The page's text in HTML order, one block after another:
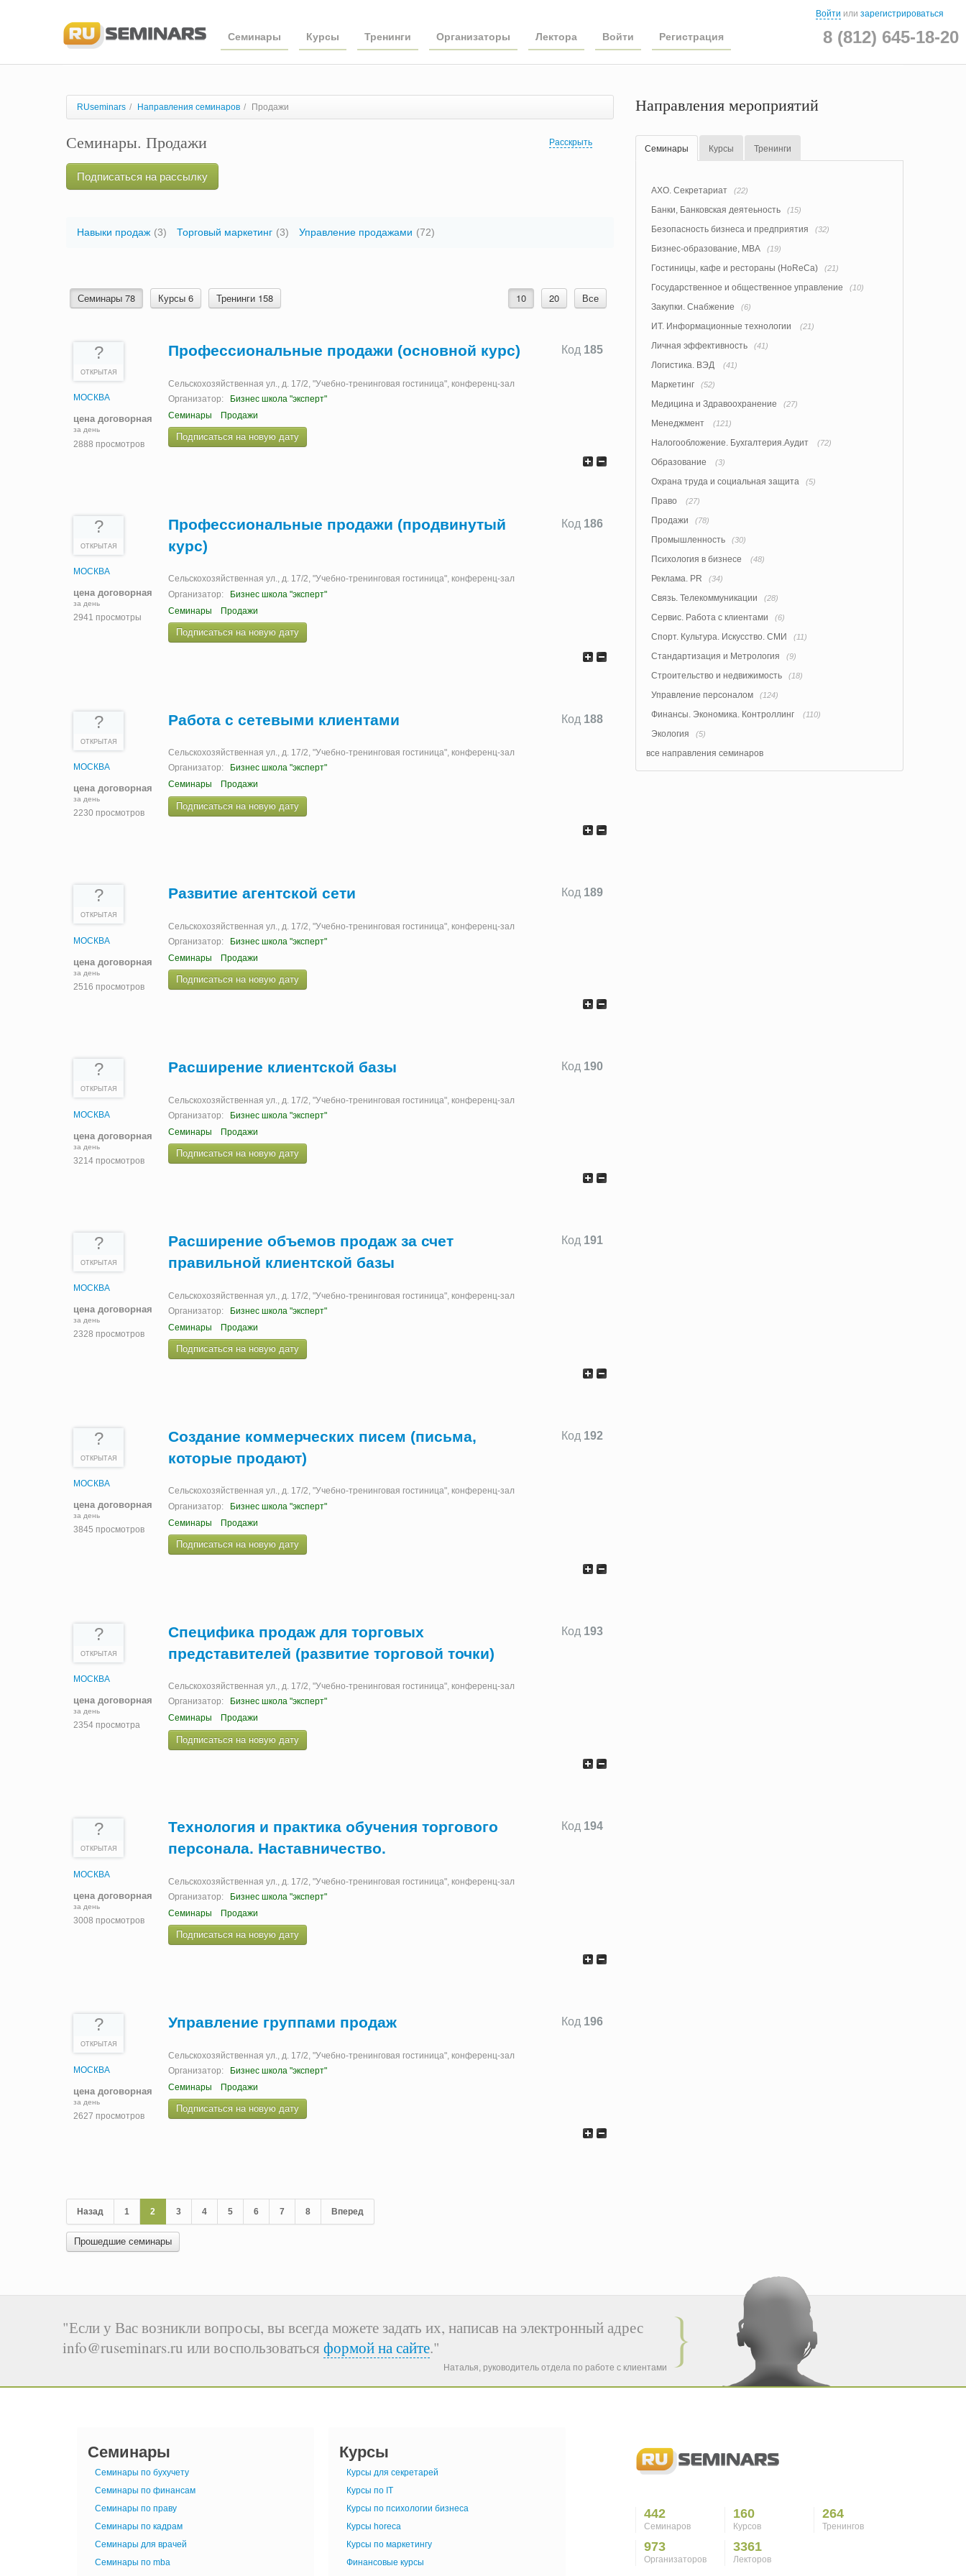
Семинары Курсы Тренинги Организаторы Лектора Войти Регистрация
Войти или зарегистрироваться
8 (812) 645-18-20
RUseminars / Направления семинаров / Продажи
Семинары. Продажи
Подписаться на рассылку
Расскрыть
Навыки продаж (3) Торговый маркетинг (3) Управление продажами (72)
Семинары 78 Курсы 6 Тренинги 158 10 20 Все
?
ОТКРЫТАЯ
МОСКВА
цена договорная
за день
2888 просмотров
Код 185
Профессиональные продажи (основной курс)
Сельскохозяйственная ул., д. 17/2, "Учебно-тренинговая гостиница", конференц-зал
Организатор:
Бизнес школа "эксперт"
Семинары
Продажи
Подписаться на новую дату
?
ОТКРЫТАЯ
МОСКВА
цена договорная
за день
2941 просмотры
Код 186
Профессиональные продажи (продвинутый
курс)
Сельскохозяйственная ул., д. 17/2, "Учебно-тренинговая гостиница", конференц-зал
Организатор:
Бизнес школа "эксперт"
Семинары
Продажи
Подписаться на новую дату
?
ОТКРЫТАЯ
МОСКВА
цена договорная
за день
2230 просмотров
Код 188
Работа с сетевыми клиентами
Сельскохозяйственная ул., д. 17/2, "Учебно-тренинговая гостиница", конференц-зал
Организатор:
Бизнес школа "эксперт"
Семинары
Продажи
Подписаться на новую дату
?
ОТКРЫТАЯ
МОСКВА
цена договорная
за день
2516 просмотров
Код 189
Развитие агентской сети
Сельскохозяйственная ул., д. 17/2, "Учебно-тренинговая гостиница", конференц-зал
Организатор:
Бизнес школа "эксперт"
Семинары
Продажи
Подписаться на новую дату
?
ОТКРЫТАЯ
МОСКВА
цена договорная
за день
3214 просмотров
Код 190
Расширение клиентской базы
Сельскохозяйственная ул., д. 17/2, "Учебно-тренинговая гостиница", конференц-зал
Организатор:
Бизнес школа "эксперт"
Семинары
Продажи
Подписаться на новую дату
?
ОТКРЫТАЯ
МОСКВА
цена договорная
за день
2328 просмотров
Код 191
Расширение объемов продаж за счет
правильной клиентской базы
Сельскохозяйственная ул., д. 17/2, "Учебно-тренинговая гостиница", конференц-зал
Организатор:
Бизнес школа "эксперт"
Семинары
Продажи
Подписаться на новую дату
?
ОТКРЫТАЯ
МОСКВА
цена договорная
за день
3845 просмотров
Код 192
Создание коммерческих писем (письма,
которые продают)
Сельскохозяйственная ул., д. 17/2, "Учебно-тренинговая гостиница", конференц-зал
Организатор:
Бизнес школа "эксперт"
Семинары
Продажи
Подписаться на новую дату
?
ОТКРЫТАЯ
МОСКВА
цена договорная
за день
2354 просмотра
Код 193
Специфика продаж для торговых
представителей (развитие торговой точки)
Сельскохозяйственная ул., д. 17/2, "Учебно-тренинговая гостиница", конференц-зал
Организатор:
Бизнес школа "эксперт"
Семинары
Продажи
Подписаться на новую дату
?
ОТКРЫТАЯ
МОСКВА
цена договорная
за день
3008 просмотров
Код 194
Технология и практика обучения торгового
персонала. Наставничество.
Сельскохозяйственная ул., д. 17/2, "Учебно-тренинговая гостиница", конференц-зал
Организатор:
Бизнес школа "эксперт"
Семинары
Продажи
Подписаться на новую дату
?
ОТКРЫТАЯ
МОСКВА
цена договорная
за день
2627 просмотров
Код 196
Управление группами продаж
Сельскохозяйственная ул., д. 17/2, "Учебно-тренинговая гостиница", конференц-зал
Организатор:
Бизнес школа "эксперт"
Семинары
Продажи
Подписаться на новую дату
Назад 1 2 3 4 5 6 7 8 Вперед
Прошедшие семинары
Направления мероприятий
Семинары Курсы Тренинги
АХО. Секретариат (22)
Банки, Банковская деятеьность (15)
Безопасность бизнеса и предприятия (32)
Бизнес-образование, MBA (19)
Гостиницы, кафе и рестораны (HoReCa) (21)
Государственное и общественное управление (10)
Закупки. Снабжение (6)
ИТ. Информационные технологии (21)
Личная эффективность (41)
Логистика. ВЭД (41)
Маркетинг (52)
Медицина и Здравоохранение (27)
Менеджмент (121)
Налогообложение. Бухгалтерия.Аудит (72)
Образование (3)
Охрана труда и социальная защита (5)
Право (27)
Продажи (78)
Промышленность (30)
Психология в бизнесе (48)
Реклама. PR (34)
Связь. Телекоммуникации (28)
Сервис. Работа с клиентами (6)
Спорт. Культура. Искусство. СМИ (11)
Стандартизация и Метрология (9)
Строительство и недвижимость (18)
Управление персоналом (124)
Финансы. Экономика. Контроллинг (110)
Экология (5)
все направления семинаров
"Если у Вас возникли вопросы, вы всегда можете задать их, написав на электронный адрес
info@ruseminars.ru или воспользоваться формой на сайте."
Наталья, руководитель отдела по работе с клиентами
Семинары
Семинары по бухучету
Семинары по финансам
Семинары по праву
Семинары по кадрам
Семинары для врачей
Семинары по mba
Курсы
Курсы для секретарей
Курсы по IT
Курсы по психологии бизнеса
Курсы horeca
Курсы по маркетингу
Финансовые курсы
442
Семинаров
160
Курсов
264
Тренингов
973
Организаторов
3361
Лекторов